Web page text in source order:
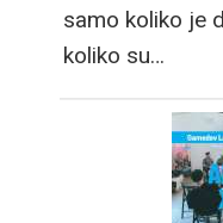
samo koliko je
koliko su…